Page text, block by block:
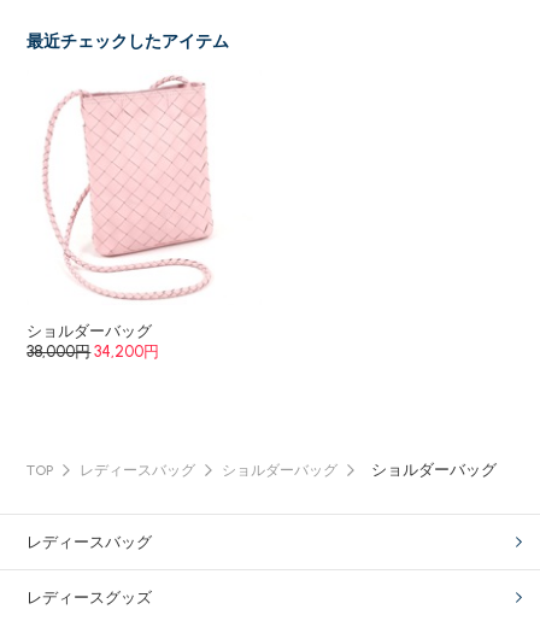
最近チェックしたアイテム
ショルダーバッグ
38,000円 34,200円
TOP レディースバッグ ショルダーバッグ ショルダーバッグ
レディースバッグ
レディースグッズ